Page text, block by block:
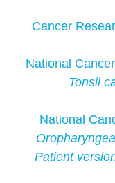
Cancer
National
Tonsil
National
Patient